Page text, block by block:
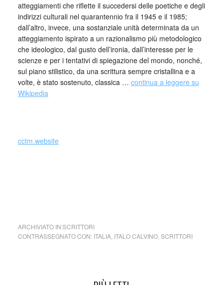
atteggiamenti che riflette il succedersi delle poetiche e degli
indirizzi culturali nel quarantennio fra il 1945 e il 1985;
dall’altro, invece, una sostanziale unità determinata da un
atteggiamento ispirato a un razionalismo più metodologico
che ideologico, dal gusto dell’ironia, dall’interesse per le
scienze e per i tentativi di spiegazione del mondo, nonché,
sul piano stilistico, da una scrittura sempre cristallina e a
volte, è stato sostenuto, classica … continua a leggere su
Wikipedia
cctm.website
ARCHIVIATO IN:SCRITTORI
CONTRASSEGNATO CON: ITALIA, ITALO CALVINO, SCRITTORI